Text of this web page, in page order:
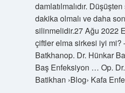
damlatılmalıdır.
dakika olmalı ve daha
silinmelidir.27 Ağu 2022
çiftler elma sirkesi iyi mi?
Batkhanop. Dr. Hünkar
Baş Enfeksiyon … Op.
Batikhan ›Blog› Kafa